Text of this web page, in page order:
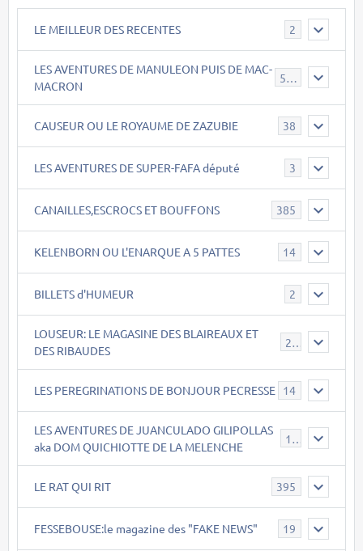
LE MEILLEUR DES RECENTES 2
LES AVENTURES DE MANULEON PUIS DE MAC-
MACRON
CAUSEUR OU LE ROYAUME DE ZAZUBIE 38
LES AVENTURES DE SUPER-FAFA député 3
CANAILLES,ESCROCS ET BOUFFONS 385
KELENBORN OU L'ENARQUE A 5 PATTES 14
BILLETS d'HUMEUR 2
LOUSEUR: LE MAGASINE DES BLAIREAUX ET
DES RIBAUDES
LES PEREGRINATIONS DE BONJOUR PECRESSE 14
LES AVENTURES DE JUANCULADO GILIPOLLAS
aka DOM QUICHIOTTE DE LA MELENCHE
LE RAT QUI RIT 395
FESSEBOUSE:le magazine des "FAKE NEWS" 19